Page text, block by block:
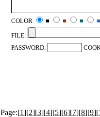
COLOR ■ ■ ■
■
FILE:
PASSWORD:
Page:[1][2][3][4][5][6][7][8][9][